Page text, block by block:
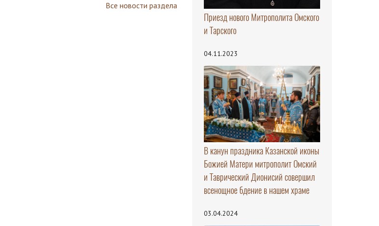
Все новости раздела
Приезд нового Митрополита Омского
и Тарского
04.11.2023
В канун праздника Казанской иконы
Божией Матери митрополит Омский
и Таврический Дионисий совершил
всенощное бдение в нашем храме
03.04.2024